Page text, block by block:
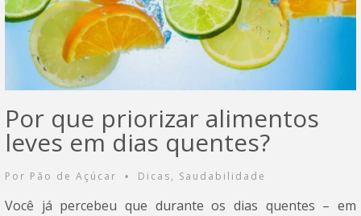
Por que priorizar alimentos
leves em dias quentes?
Por Pão de Açúcar • Dicas, Saudabilidade
Você já percebeu que durante os dias quentes – em